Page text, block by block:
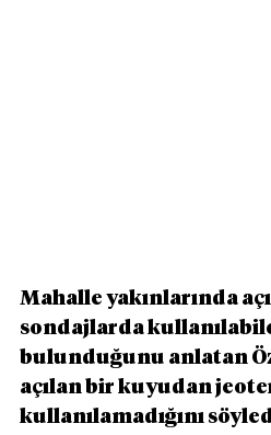
Mahalle yakınlarında
sondajlarda
bulunduğunu anlatan
açılan bir kuyudan
kullanılamadığını